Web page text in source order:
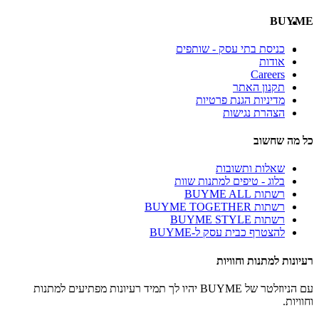
BUYME
כניסת בתי עסק - שותפים
אודות
Careers
תקנון האתר
מדיניות הגנת פרטיות
הצהרת נגישות
כל מה שחשוב
שאלות ותשובות
בלוג - טיפים למתנות שוות
רשתות BUYME ALL
רשתות BUYME TOGETHER
רשתות BUYME STYLE
להצטרף כבית עסק ל-BUYME
רעיונות למתנות וחוויות
עם הניוזלטר של BUYME יהיו לך תמיד רעיונות מפתיעים למתנות
וחוויות.